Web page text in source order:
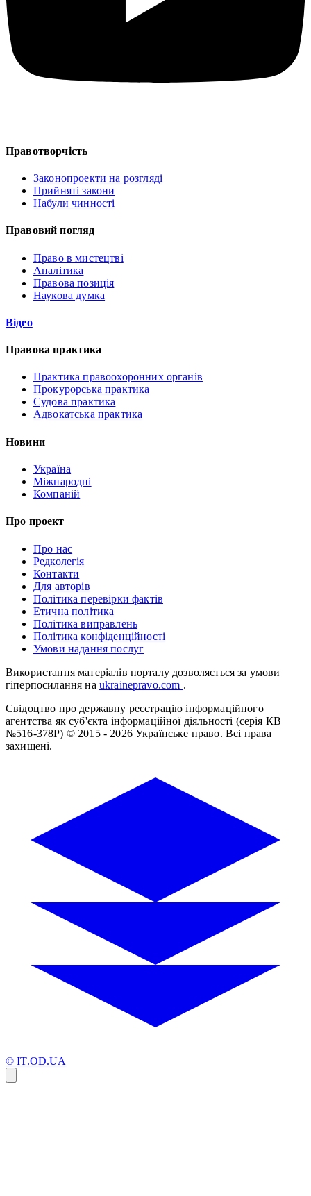
Правотворчість
Законопроекти на розгляді
Прийняті закони
Набули чинності
Правовий погляд
Право в мистецтві
Аналітика
Правова позиція
Наукова думка
Відео
Правова практика
Практика правоохоронних органів
Прокурорська практика
Судова практика
Адвокатська практика
Новини
Україна
Міжнародні
Компаній
Про проект
Про нас
Редколегія
Контакти
Для авторів
Політика перевірки фактів
Етична політика
Політика виправлень
Політика конфіденційності
Умови надання послуг
Використання матеріалів порталу дозволяється за умови
гіперпосилання на ukrainepravo.com .
Свідоцтво про державну реєстрацію інформаційного
агентства як суб'єкта інформаційної діяльності (серія КВ
№516-378Р) © 2015 - 2026 Українське право. Всі права
захищені.
© IT.OD.UA